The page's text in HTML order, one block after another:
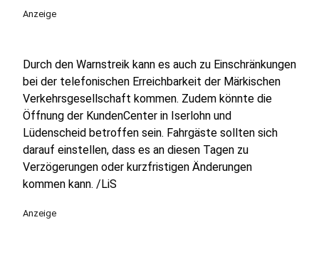
Anzeige
Durch den Warnstreik kann es auch zu Einschränkungen
bei der telefonischen Erreichbarkeit der Märkischen
Verkehrsgesellschaft kommen. Zudem könnte die
Öffnung der KundenCenter in Iserlohn und
Lüdenscheid betroffen sein. Fahrgäste sollten sich
darauf einstellen, dass es an diesen Tagen zu
Verzögerungen oder kurzfristigen Änderungen
kommen kann. /LiS
Anzeige